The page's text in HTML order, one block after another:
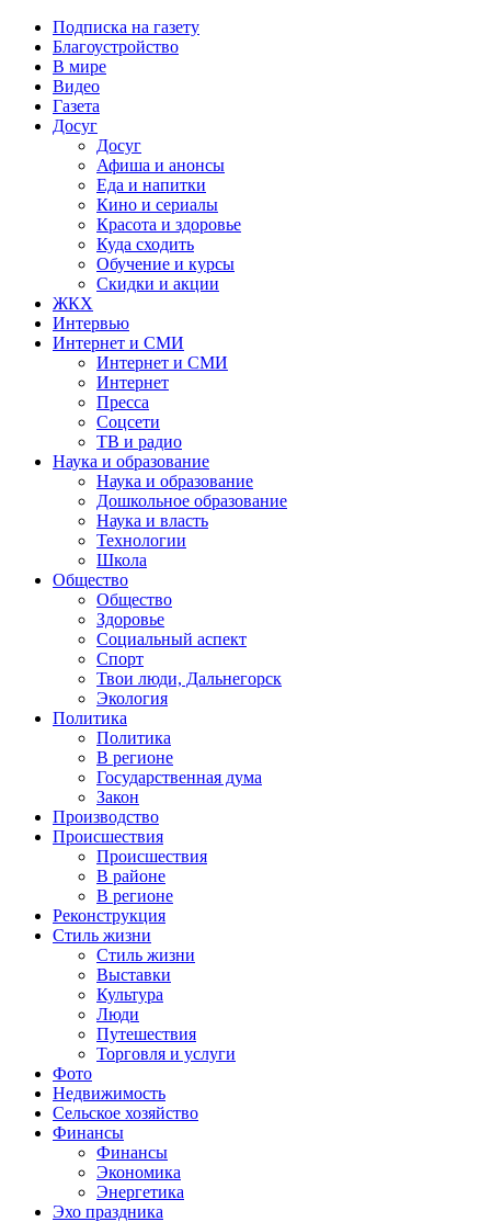
Подписка на газету
Благоустройство
В мире
Видео
Газета
Досуг
Досуг
Афиша и анонсы
Еда и напитки
Кино и сериалы
Красота и здоровье
Куда сходить
Обучение и курсы
Скидки и акции
ЖКХ
Интервью
Интернет и СМИ
Интернет и СМИ
Интернет
Пресса
Соцсети
ТВ и радио
Наука и образование
Наука и образование
Дошкольное образование
Наука и власть
Технологии
Школа
Общество
Общество
Здоровье
Социальный аспект
Спорт
Твои люди, Дальнегорск
Экология
Политика
Политика
В регионе
Государственная дума
Закон
Производство
Происшествия
Происшествия
В районе
В регионе
Реконструкция
Стиль жизни
Стиль жизни
Выставки
Культура
Люди
Путешествия
Торговля и услуги
Фото
Недвижимость
Сельское хозяйство
Финансы
Финансы
Экономика
Энергетика
Эхо праздника